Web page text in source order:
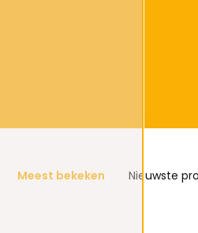
Meest bekeken Nieuwste